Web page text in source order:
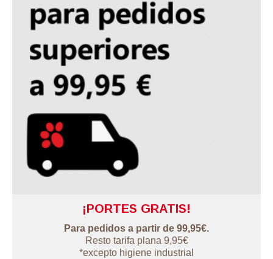
¡PORTES GRATIS!
Para pedidos a partir de 99,95€.
Resto tarifa plana 9,95€
*excepto higiene industrial